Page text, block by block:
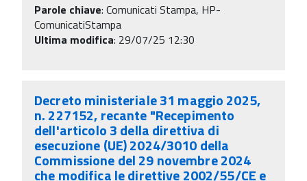
Parole chiave: Comunicati Stampa, HP-
ComunicatiStampa
Ultima modifica: 29/07/25 12:30
Decreto ministeriale 31 maggio 2025,
n. 227152, recante "Recepimento
dell'articolo 3 della direttiva di
esecuzione (UE) 2024/3010 della
Commissione del 29 novembre 2024
che modifica le direttive 2002/55/CE e